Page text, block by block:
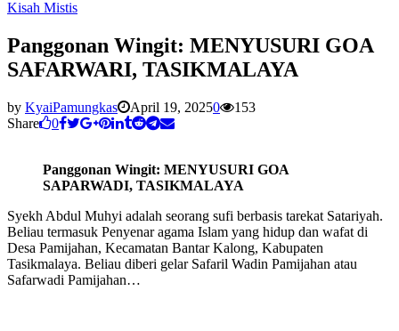
Kisah Mistis
Panggonan Wingit: MENYUSURI GOA
SAFARWARI, TASIKMALAYA
by KyaiPamungkas April 19, 20250
153
Share
0
Panggonan Wingit: MENYUSURI GOA
SAPARWADI, TASIKMALAYA
Syekh Abdul Muhyi adalah seorang sufi berbasis tarekat Satariyah.
Beliau termasuk Penyenar agama Islam yang hidup dan wafat di
Desa Pamijahan, Kecamatan Bantar Kalong, Kabupaten
Tasikmalaya. Beliau diberi gelar Safaril Wadin Pamijahan atau
Safarwadi Pamijahan…